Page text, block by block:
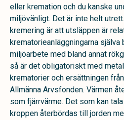
eller kremation och du kanske
miljövänligt. Det är inte helt
kremering är att utsläppen är
krematorieanläggningarna
miljöarbete med bland annat
så är det obligatoriskt med
krematorier och ersättningen
Allmänna Arvsfonden. Värmen
som fjärrvärme. Det som kan
kroppen återbördas till jorden